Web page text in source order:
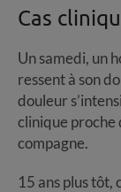
Cas
Un samedi, un
ressent à son
douleur
clinique proche
compagne.
15 ans plus tôt,